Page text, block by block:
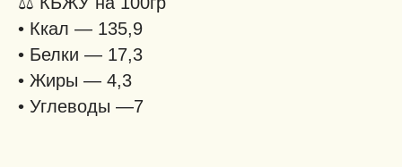
• Ккал — 135,9
• Белки — 17,3
• Жиры — 4,3
• Углеводы —7